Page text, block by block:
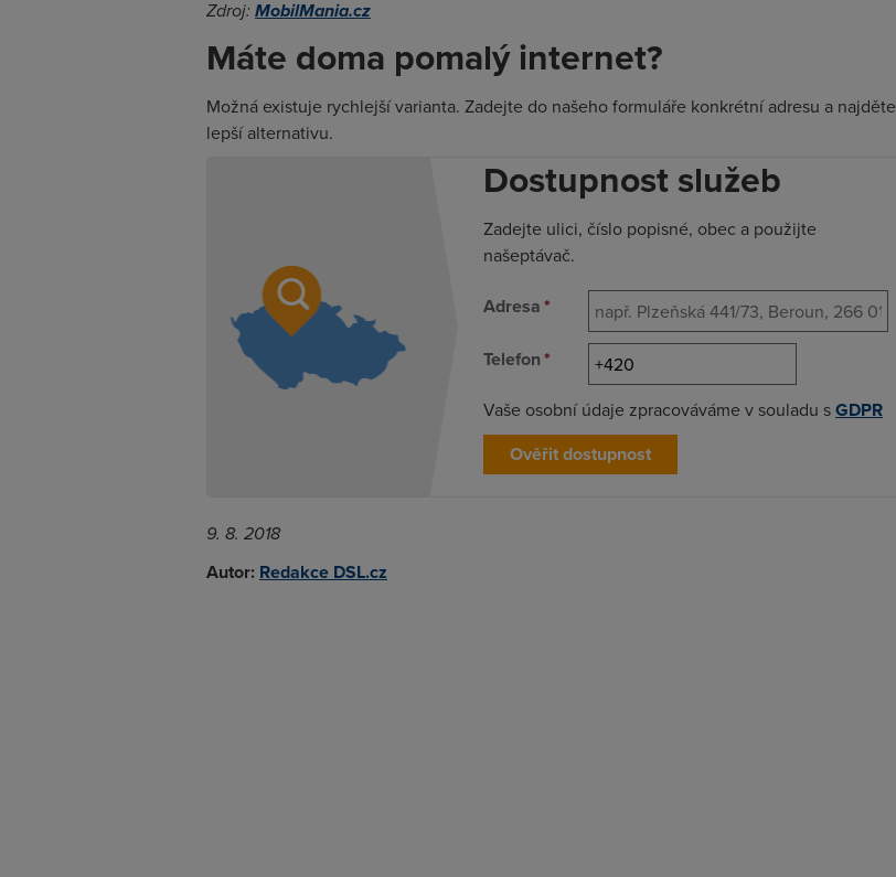
Zdroj: MobilMania.cz
Máte doma pomalý internet?
Možná existuje rychlejší varianta. Zadejte do našeho formuláře konkrétní adresu a najděte
lepší alternativu.
Dostupnost služeb
Zadejte ulici, číslo popisné, obec a použijte
našeptávač.
Adresa*
Telefon*
Vaše osobní údaje zpracováváme v souladu sGDPR
Ověřit dostupnost
9. 8. 2018
Autor: Redakce DSL.cz